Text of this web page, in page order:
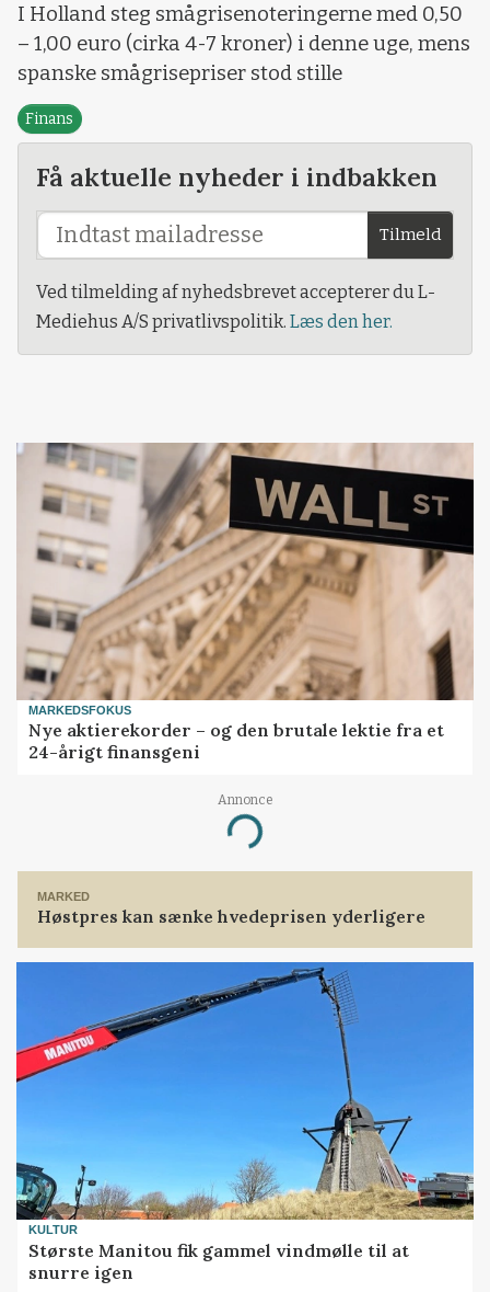
I Holland steg smågrisenoteringerne med 0,50
– 1,00 euro (cirka 4-7 kroner) i denne uge, mens
spanske smågrisepriser stod stille
Finans
Få aktuelle nyheder i indbakken
Tilmeld
Ved tilmelding af nyhedsbrevet accepterer du L-
Mediehus A/S privatlivspolitik. Læs den her.
MARKEDSFOKUS
Nye aktierekorder – og den brutale lektie fra et
24-årigt finansgeni
Annonce
Loading...
MARKED
Høstpres kan sænke hvedeprisen yderligere
KULTUR
Største Manitou fik gammel vindmølle til at
snurre igen